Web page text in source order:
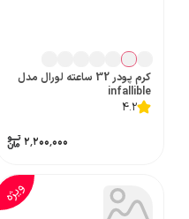
کرم پودر 32 ساعته لورال مدل
infallible
4.2
۲٬۲۰۰٬۰۰۰
ویژه